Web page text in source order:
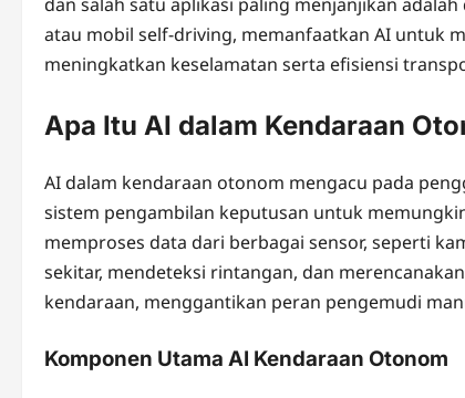
dan salah satu aplikasi paling menjanjikan
atau mobil self-driving, memanfaatkan AI untuk
meningkatkan keselamatan serta efisiensi
Apa Itu AI dalam Kendaraan
AI dalam kendaraan otonom mengacu pada
sistem pengambilan keputusan untuk
memproses data dari berbagai sensor, seperti
sekitar, mendeteksi rintangan, dan
kendaraan, menggantikan peran pengemudi
Komponen Utama AI Kendaraan Otonom